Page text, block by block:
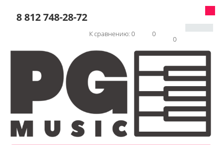
8 812 748-28-72
0
0
К сравнению: 0